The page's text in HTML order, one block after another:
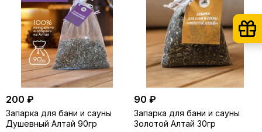
200 ₽
Запарка для бани и сауны
Душевный Алтай 90гр
90 ₽
Запарка для бани и сауны
Золотой Алтай 30гр